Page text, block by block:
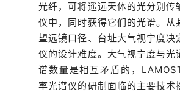
光纤，可将遥远天体的光分别传
仪中，同时获得它们的光谱。从
望远镜口径、台址大气视宁度决
仪的设计难度。大气视宁度与光
谱数量是相互矛盾的，
率光谱仪的研制面临的主要技术